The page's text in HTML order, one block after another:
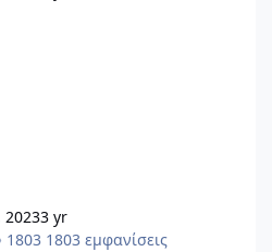
τις διαδικασίες και τον νόμο
20233 yr
1803 εμφανίσεις